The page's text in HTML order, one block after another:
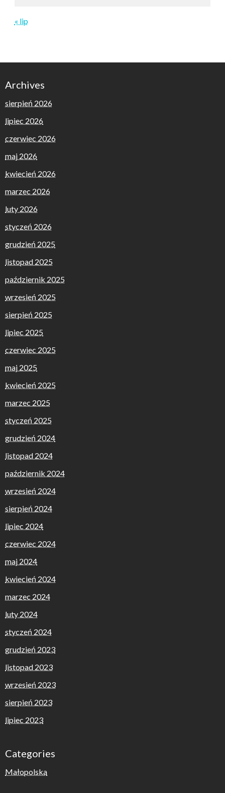
« lip
Archives
sierpień 2026
lipiec 2026
czerwiec 2026
maj 2026
kwiecień 2026
marzec 2026
luty 2026
styczeń 2026
grudzień 2025
listopad 2025
październik 2025
wrzesień 2025
sierpień 2025
lipiec 2025
czerwiec 2025
maj 2025
kwiecień 2025
marzec 2025
styczeń 2025
grudzień 2024
listopad 2024
październik 2024
wrzesień 2024
sierpień 2024
lipiec 2024
czerwiec 2024
maj 2024
kwiecień 2024
marzec 2024
luty 2024
styczeń 2024
grudzień 2023
listopad 2023
wrzesień 2023
sierpień 2023
lipiec 2023
Categories
Małopolska